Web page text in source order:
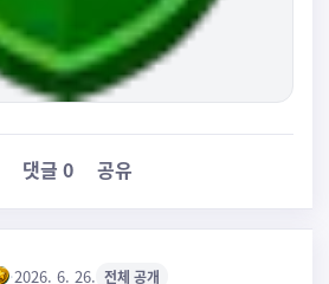
댓글 0 공유
·2026. 6. 26. 전체 공개